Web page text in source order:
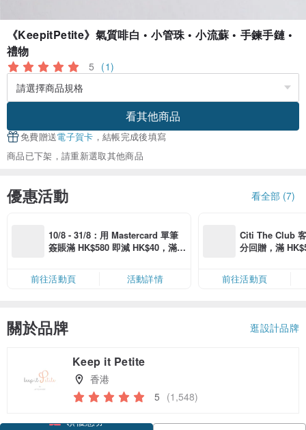
《KeepitPetite》氣質啡白 • 小管珠 • 小流蘇 • 手鍊手鏈 •
禮物
5 (1)
看其他商品
免費贈送電子賀卡 ，結帳完成後填寫
商品已下架，請重新選取其他商品
優惠活動 看全部 (7)
10/8 - 31/8：用 Mastercard 單筆
簽賬滿 HK$580 即減 HK$40，滿 H
六、日滿 HK$880 即減 HK$80（名
額有限，額滿即止，僅限「常用信
前往活動頁 活動詳情
Citi The Club
分回贈，滿
前往活動頁
關於品牌 逛設計品牌
Keep it Petite
香港
5 (1,548)